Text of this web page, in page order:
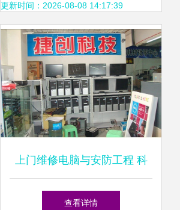
更新时间：2026-08-08 14:17:39
上门维修电脑与安防工程 科
技服务的双重保障
查看详情